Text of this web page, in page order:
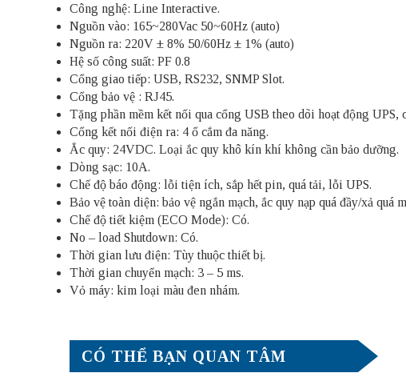
Công nghệ: Line Interactive.
Nguồn vào: 165~280Vac 50~60Hz (auto)
Nguồn ra: 220V ± 8% 50/60Hz ± 1% (auto)
Hệ số công suất: PF 0.8
Cổng giao tiếp: USB, RS232, SNMP Slot.
Cổng bảo vệ : RJ45.
Tặng phần mềm kết nối qua cổng USB theo dõi hoạt động
Cổng kết nối điện ra: 4 ổ cắm đa năng.
Ắc quy: 24VDC. Loại ắc quy khô kín khí không cần bảo dưỡng.
Dòng sạc: 10A.
Chế độ báo động: lỗi tiện ích, sắp hết pin, quá tải, lỗi UPS.
Bảo vệ toàn diện: bảo vệ ngắn mạch, ắc quy nạp quá đầy/xả quá
Chế độ tiết kiệm (ECO Mode): Có.
No – load Shutdown: Có.
Thời gian lưu điện: Tùy thuộc thiết bị.
Thời gian chuyển mạch: 3 – 5 ms.
Vỏ máy: kim loại màu đen nhám.
CÓ THỂ BẠN QUAN TÂM